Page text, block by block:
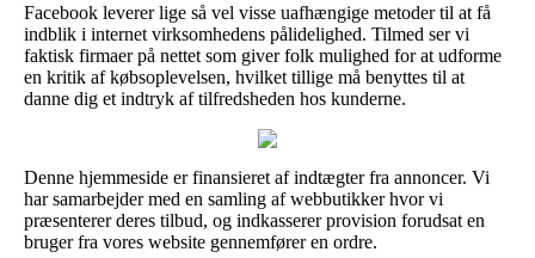
Facebook leverer lige så vel visse uafhængige metoder til at få
indblik i internet virksomhedens pålidelighed. Tilmed ser vi
faktisk firmaer på nettet som giver folk mulighed for at udforme
en kritik af købsoplevelsen, hvilket tillige må benyttes til at
danne dig et indtryk af tilfredsheden hos kunderne.
Denne hjemmeside er finansieret af indtægter fra annoncer. Vi
har samarbejder med en samling af webbutikker hvor vi
præsenterer deres tilbud, og indkasserer provision forudsat en
bruger fra vores website gennemfører en ordre.